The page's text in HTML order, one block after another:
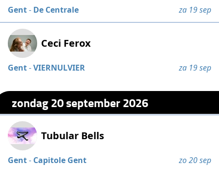
Gent- De Centrale za 19 sep
Ceci Ferox
Gent-VIERNULVIER za 19 sep
zondag 20 september 2026
Tubular Bells
Gent- Capitole Gent zo 20 sep